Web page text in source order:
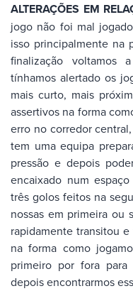
ALTERAÇÕES EM
jogo não foi mal
isso principalmente na
finalização voltamos
tínhamos alertado os
mais curto, mais
assertivos na forma
erro no corredor
tem uma equipa
pressão e depois
encaixado num
três golos feitos na
nossas em primeira ou
rapidamente transitou
na forma como
primeiro por fora
depois encontrarmos